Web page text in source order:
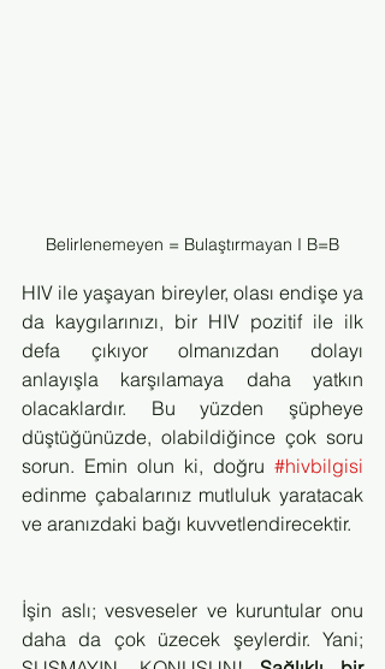
Belirlenemeyen = Bulaştırmayan I B=B
HIV ile yaşayan bireyler, olası endişe ya
da kaygılarınızı, bir HIV pozitif ile ilk
defa çıkıyor olmanızdan dolayı
anlayışla karşılamaya daha yatkın
olacaklardır. Bu yüzden şüpheye
düştüğünüzde, olabildiğince çok soru
sorun. Emin olun ki, doğru #hivbilgisi
edinme çabalarınız mutluluk yaratacak
ve aranızdaki bağı kuvvetlendirecektir.
İşin aslı; vesveseler ve kuruntular onu
daha da çok üzecek şeylerdir. Yani;